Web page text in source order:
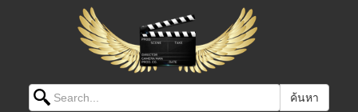
Search for: ค้นหา